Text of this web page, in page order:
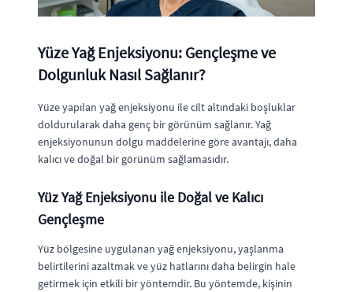
Yüze Yağ Enjeksiyonu: Gençleşme ve
Dolgunluk Nasıl Sağlanır?
Yüze yapılan yağ enjeksiyonu ile cilt altındaki boşluklar
doldurularak daha genç bir görünüm sağlanır. Yağ
enjeksiyonunun dolgu maddelerine göre avantajı, daha
kalıcı ve doğal bir görünüm sağlamasıdır.
Yüz Yağ Enjeksiyonu ile Doğal ve Kalıcı
Gençleşme
Yüz bölgesine uygulanan yağ enjeksiyonu, yaşlanma
belirtilerini azaltmak ve yüz hatlarını daha belirgin hale
getirmek için etkili bir yöntemdir. Bu yöntemde, kişinin